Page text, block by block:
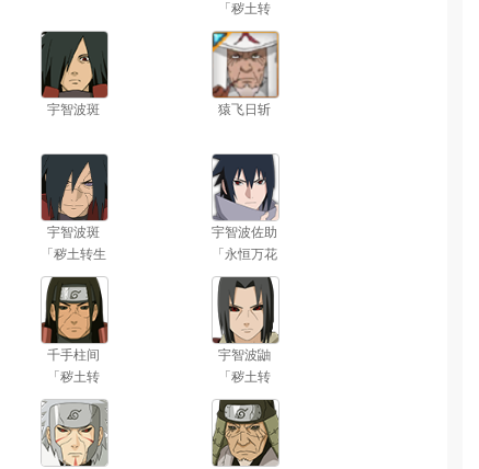
「秽土转
生」
宇智波斑 猿飞日斩
宇智波斑
「秽土转生
·解」
宇智波佐助
「永恒万花
筒」
千手柱间
「秽土转
生」
宇智波鼬
「秽土转
生」